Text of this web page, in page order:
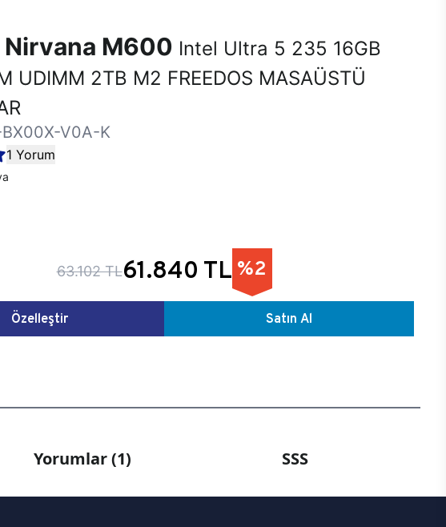
Nirvana M600 Intel Ultra 5 235 16GB
UDIMM 2TB M2 FREEDOS MASAÜSTÜ
V0A-K
1 Yorum
63.102 TL61.840 TL %2
Özelleştir Satın Al
Yorumlar (1) SSS